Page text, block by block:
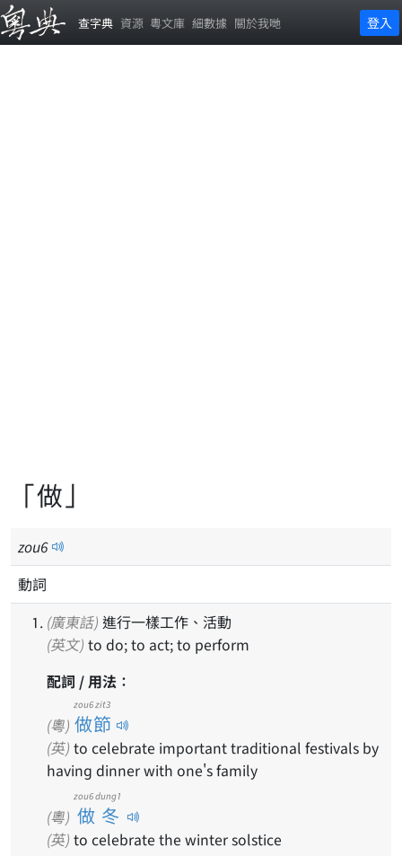
查字典 資源 粵文庫 細數據 關於我哋 登入
「做」
zou6
動詞
(廣東話) 進行一樣工作、活動
(英文) to do; to act; to perform
配詞 / 用法：
(粵) 做節
zou6 zit3
(英) to celebrate important traditional festivals by
having dinner with one's family
(粵) 做冬
zou6 dung1
(英) to celebrate the winter solstice